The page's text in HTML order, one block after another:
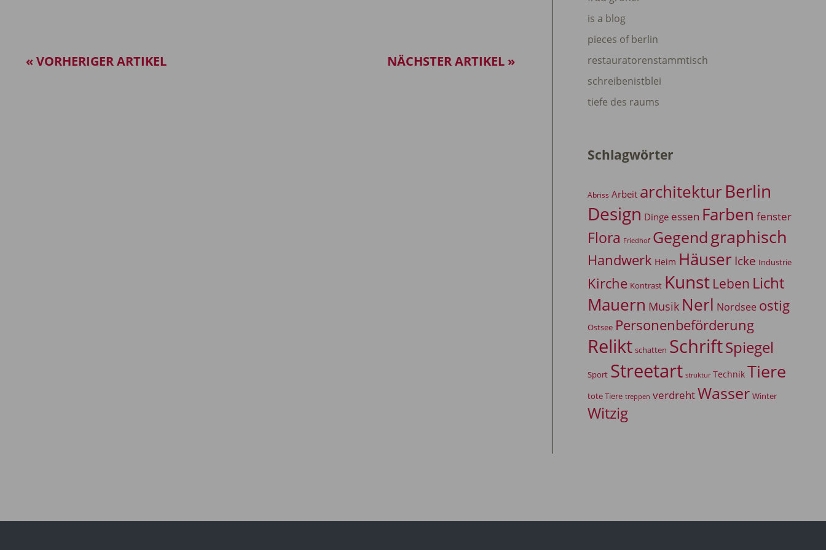
NÄCHSTER ARTIKEL »
« VORHERIGER ARTIKEL
is a blog
pieces of berlin
restauratorenstammtisch
schreibenistblei
tiefe des raums
Schlagwörter
Abriss Arbeit architekturBerlin
Design Dinge essen Farben fenster
Flora Friedhof Gegendgraphisch
Handwerk Heim Häuser Icke Industrie
Kirche Kontrast Kunst Leben Licht
Mauern Musik Nerl Nordsee ostig
Ostsee Personenbeförderung
Relikt schatten SchriftSpiegel
Sport Streetart struktur Technik Tiere
tote Tiere treppen verdrehtWasser Winter
Witzig